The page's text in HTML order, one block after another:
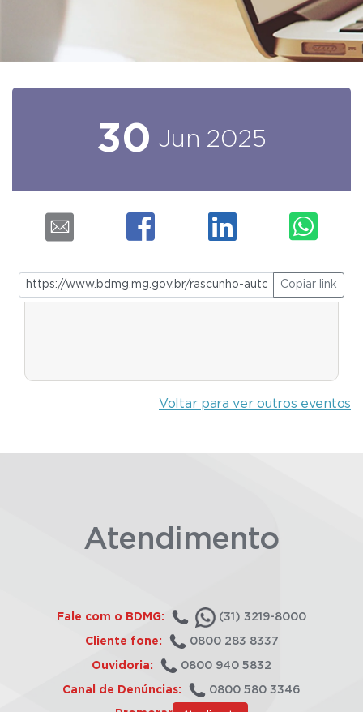
30 Jun 2025
Copiar link
Voltar para ver outros eventos
Atendimento
Fale com o BDMG: (31) 3219-8000
Cliente fone: 0800 283 8337
Ouvidoria: 0800 940 5832
Canal de Denúncias: 0800 580 3346